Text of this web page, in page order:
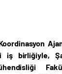
iş birliğiyle,